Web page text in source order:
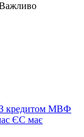
кредитом МВФ
ЄС має